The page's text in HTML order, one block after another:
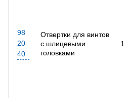
98
20
40
Отвертки для винтов
с шлицевыми
головками
1